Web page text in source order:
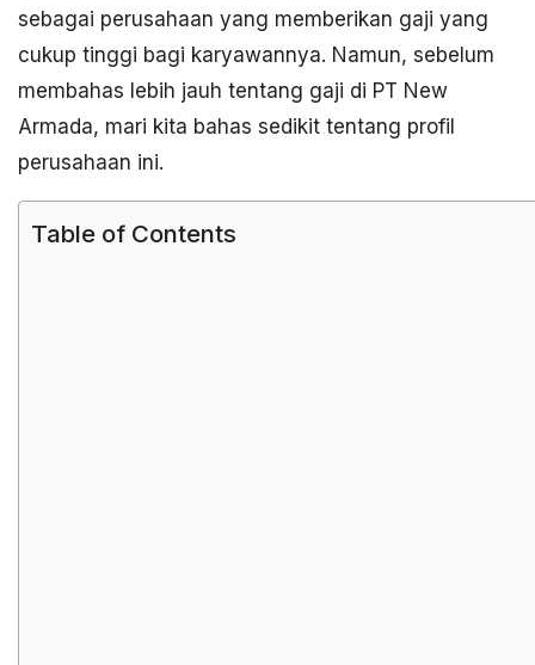
sebagai perusahaan yang memberikan gaji yang
cukup tinggi bagi karyawannya. Namun, sebelum
membahas lebih jauh tentang gaji di PT New
Armada, mari kita bahas sedikit tentang profil
perusahaan ini.
Table of Contents